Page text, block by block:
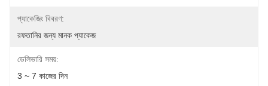
প্যাকেজিং বিবরণ:
রফতানির জন্য মানক প্যাকেজ
ডেলিভারি সময়:
3 ~ 7 কাজের দিন